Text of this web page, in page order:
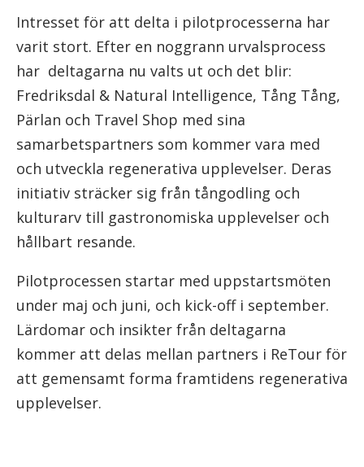
Intresset för att delta i pilotprocesserna har
varit stort. Efter en noggrann urvalsprocess
har deltagarna nu valts ut och det blir:
Fredriksdal & Natural Intelligence, Tång Tång,
Pärlan och Travel Shop med sina
samarbetspartners som kommer vara med
och utveckla regenerativa upplevelser. Deras
initiativ sträcker sig från tångodling och
kulturarv till gastronomiska upplevelser och
hållbart resande.
Pilotprocessen startar med uppstartsmöten
under maj och juni, och kick-off i september.
Lärdomar och insikter från deltagarna
kommer att delas mellan partners i ReTour för
att gemensamt forma framtidens regenerativa
upplevelser.